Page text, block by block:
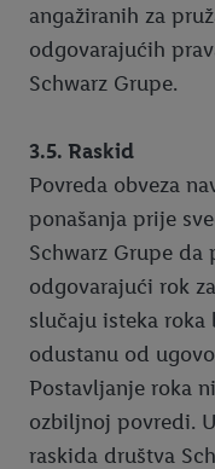
angažiranih za
odgovarajućih
Schwarz Grupe.
3.5. Raskid
Povreda obveza
ponašanja prije
Schwarz Grupe
odgovarajući rok
slučaju isteka
odustanu od
Postavljanje roka
ozbiljnoj povredi.
raskida društva